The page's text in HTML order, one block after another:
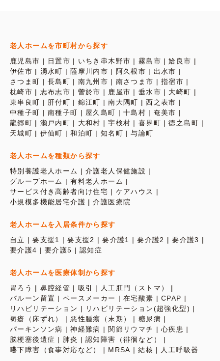
老人ホームを市町村から探す
鹿児島市
日置市 いちき串木野市 霧島市
姶良市
伊佐市
湧水町 薩摩川内市 阿久根市
出水市
さつま町
長島町 南九州市 南さつま市
指宿市
枕崎市
志布志市 曽於市 鹿屋市 垂水市
大崎町
東串良町
肝付町 錦江町 南大隅町
西之表市
中種子町
南種子町 屋久島町 十島村
奄美市
龍郷町
瀬戸内町 大和村 宇検村 喜界町
徳之島町
天城町
伊仙町 和泊町 知名町 与論町
老人ホームを種類から探す
特別養護老人ホーム
介護老人保健施設
グループホーム
有料老人ホーム
サービス付き高齢者向け住宅
ケアハウス
小規模多機能居宅介護
介護医療院
老人ホームを入居条件から探す
自立
要支援1 要支援2 要介護1 要介護2
要介護3
要介護4
要介護5 認知症
老人ホームを医療体制から探す
胃ろう
鼻腔経管 吸引
人工肛門（ストマ）
バルーン留置
ペースメーカー 在宅酸素
CPAP
リハビリテーション
リハビリテーション(超強化型)
褥瘡（床ずれ）
悪性腫瘍（末期）
糖尿病
パーキンソン病
神経難病 関節リウマチ
心疾患
脳梗塞後遺症
肺炎
認知障害（徘徊など）
嚥下障害（食事対応など）
MRSA 結核 人工呼吸器